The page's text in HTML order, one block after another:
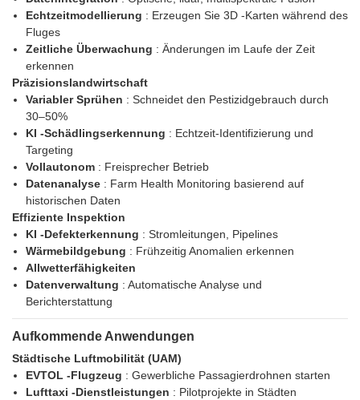
Echtzeitmodellierung : Erzeugen Sie 3D -Karten während des
Fluges
Zeitliche Überwachung : Änderungen im Laufe der Zeit
erkennen
Präzisionslandwirtschaft
Variabler Sprühen : Schneidet den Pestizidgebrauch durch
30–50%
KI -Schädlingserkennung : Echtzeit-Identifizierung und
Targeting
Vollautonom : Freisprecher Betrieb
Datenanalyse : Farm Health Monitoring basierend auf
historischen Daten
Effiziente Inspektion
KI -Defekterkennung : Stromleitungen, Pipelines
Wärmebildgebung : Frühzeitig Anomalien erkennen
Allwetterfähigkeiten
Datenverwaltung : Automatische Analyse und
Berichterstattung
Aufkommende Anwendungen
Städtische Luftmobilität (UAM)
EVTOL -Flugzeug : Gewerbliche Passagierdrohnen starten
Lufttaxi -Dienstleistungen : Pilotprojekte in Städten